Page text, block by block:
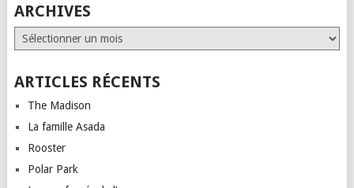
ARCHIVES
Archives
ARTICLES RÉCENTS
The Madison
La famille Asada
Rooster
Polar Park